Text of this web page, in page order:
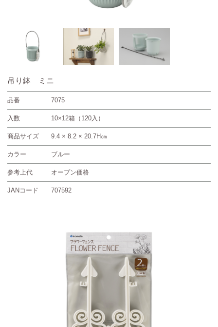
吊り鉢 ミニ
品番 7075
入数 10×12箱（120入）
商品サイズ 9.4 × 8.2 × 20.7H㎝
カラー ブルー
参考上代 オープン価格
JANコード 707592